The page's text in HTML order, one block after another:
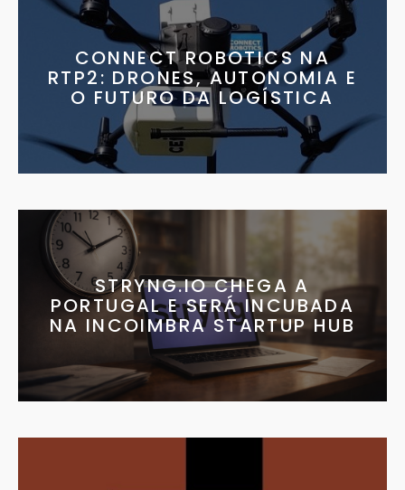
CONNECT ROBOTICS NA
RTP2: DRONES, AUTONOMIA E
O FUTURO DA LOGÍSTICA
STRYNG.IO CHEGA A
PORTUGAL E SERÁ INCUBADA
NA INCOIMBRA STARTUP HUB